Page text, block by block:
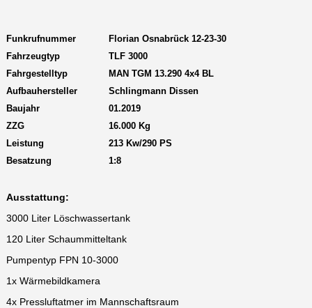
Funkrufnummer
Florian Osnabrück 12-23-30
Fahrzeugtyp
TLF 3000
Fahrgestelltyp
MAN TGM 13.290 4x4 BL
Aufbauhersteller
Schlingmann Dissen
Baujahr
01.2019
ZZG
16.000 Kg
Leistung
213 Kw/290 PS
Besatzung
1:8
Ausstattung:
3000 Liter Löschwassertank
120 Liter Schaummitteltank
Pumpentyp FPN 10-3000
1x Wärmebildkamera
4x Pressluftatmer im Mannschaftsraum